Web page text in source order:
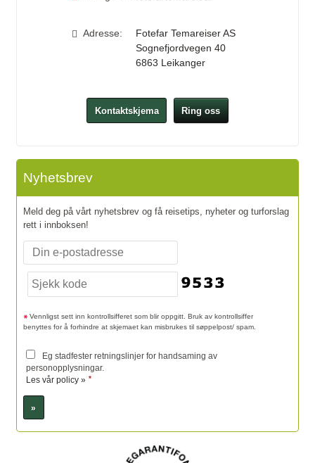
Adresse:
Fotefar Temareiser AS
Sognefjordvegen 40
6863 Leikanger
Kontaktskjema Ring oss
Nyhetsbrev
Meld deg på vårt nyhetsbrev og få reisetips, nyheter og turforslag
rett i innboksen!
Vennligst sett inn kontrollsifferet som blir oppgitt. Bruk av kontrollsiffer
benyttes for å forhindre at skjemaet kan misbrukes til søppelpost/ spam.
Eg stadfester retningslinjer for handsaming av
personopplysningar.
Les vår policy » *
Sosiale medier